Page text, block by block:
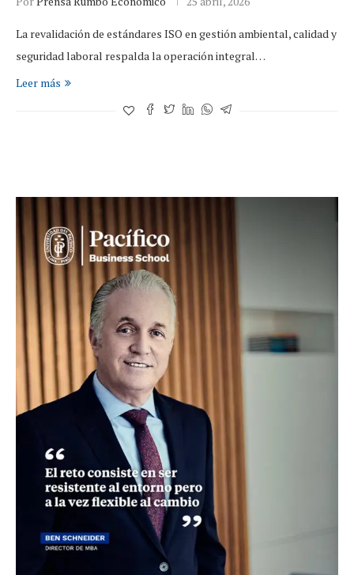
La revalidación de estándares ISO en gestión ambiental, calidad y
seguridad laboral respalda la operación integral…
Leer más